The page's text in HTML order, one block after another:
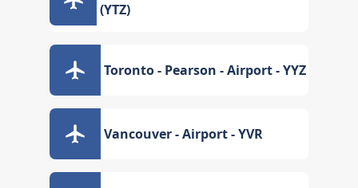
(YTZ)
Toronto - Pearson - Airport - YYZ
Vancouver - Airport - YVR